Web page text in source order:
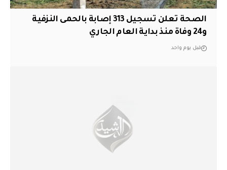
الصحة تعلن تسجيل 313 إصابة بالحمى النزفية
و24 وفاة منذ بداية العام الجاري
قبل يوم واحد